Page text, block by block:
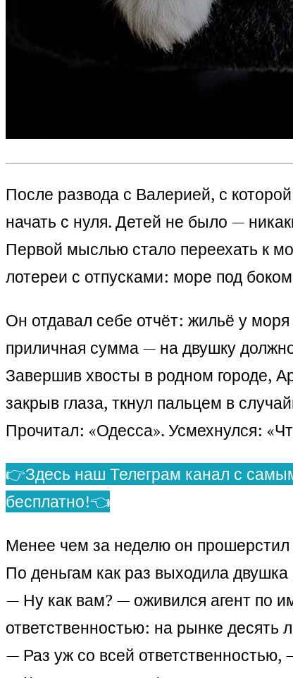
После развода с Валерией, с
начать с нуля. Детей не было —
Первой мыслью стало переехать к
лотереи с отпусками: море под
Он отдавал себе отчёт: жильё у
приличная сумма — на двушку
Завершив хвосты в родном городе,
закрыв глаза, ткнул пальцем в
Прочитал: «Одесса». Усмехнулся:
👉Здесь наш Телеграм канал с
бесплатно!👈
Менее чем за неделю он прошерстил
По деньгам как раз выходила
— Ну как вам? — оживился агент по
ответственностью: на рынке десять
— Раз уж со всей